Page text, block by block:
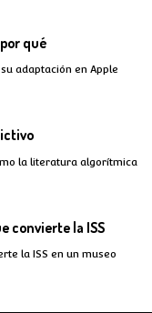
qué
adaptación en Apple
la literatura algorítmica
convierte la ISS
la ISS en un museo